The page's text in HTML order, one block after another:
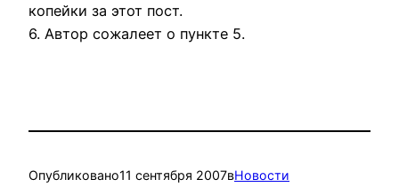
копейки за этот пост.
6. Автор сожалеет о пункте 5.
Опубликовано11 сентября 2007вНовости